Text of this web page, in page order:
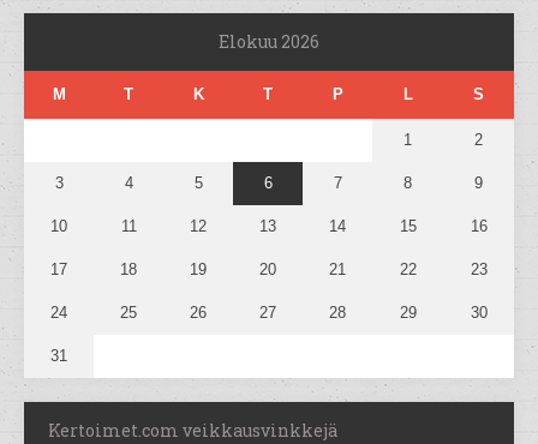
Elokuu 2026
M T K T P L S
1 2
3 4 5 6 7 8 9
10 11 12 13 14 15 16
17 18 19 20 21 22 23
24 25 26 27 28 29 30
31
Kertoimet.com veikkausvinkkejä